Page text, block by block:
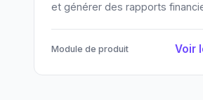
et générer des rapports
Module de produit Voir